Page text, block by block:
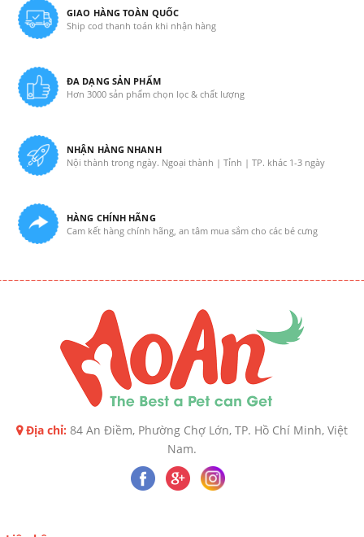
GIAO HÀNG TOÀN QUỐC
Ship cod thanh toán khi nhận hàng
ĐA DẠNG SẢN PHẨM
Hơn 3000 sản phẩm chọn lọc & chất lượng
NHẬN HÀNG NHANH
Nội thành trong ngày. Ngoại thành | Tỉnh | TP. khác 1-3 ngày
HÀNG CHÍNH HÃNG
Cam kết hàng chính hãng, an tâm mua sắm cho các bé cưng
Địa chỉ: 84 An Điềm, Phường Chợ Lớn, TP. Hồ Chí Minh, Việt
Nam.